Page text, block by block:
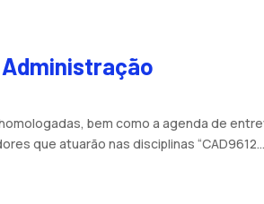
Administração
bem como a agenda de
que atuarão nas disciplinas “CAD9612...